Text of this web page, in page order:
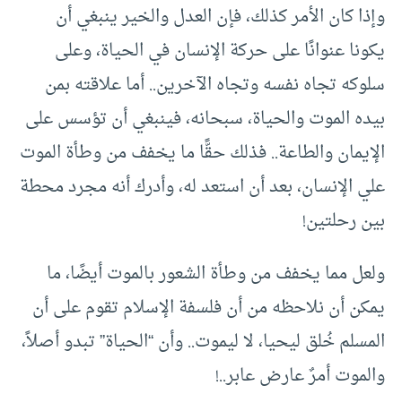
وإذا كان الأمر كذلك، فإن العدل والخير ينبغي أن
يكونا عنوانًا على حركة الإنسان في الحياة، وعلى
سلوكه تجاه نفسه وتجاه الآخرين.. أما علاقته بمن
بيده الموت والحياة، سبحانه، فينبغي أن تؤسس على
الإيمان والطاعة.. فذلك حقًّا ما يخفف من وطأة الموت
علي الإنسان، بعد أن استعد له، وأدرك أنه مجرد محطة
بين رحلتين!
ولعل مما يخفف من وطأة الشعور بالموت أيضًا، ما
يمكن أن نلاحظه من أن فلسفة الإسلام تقوم على أن
المسلم خُلق ليحيا، لا ليموت.. وأن “الحياة” تبدو أصلاً،
والموت أمرٌ عارض عابر..!